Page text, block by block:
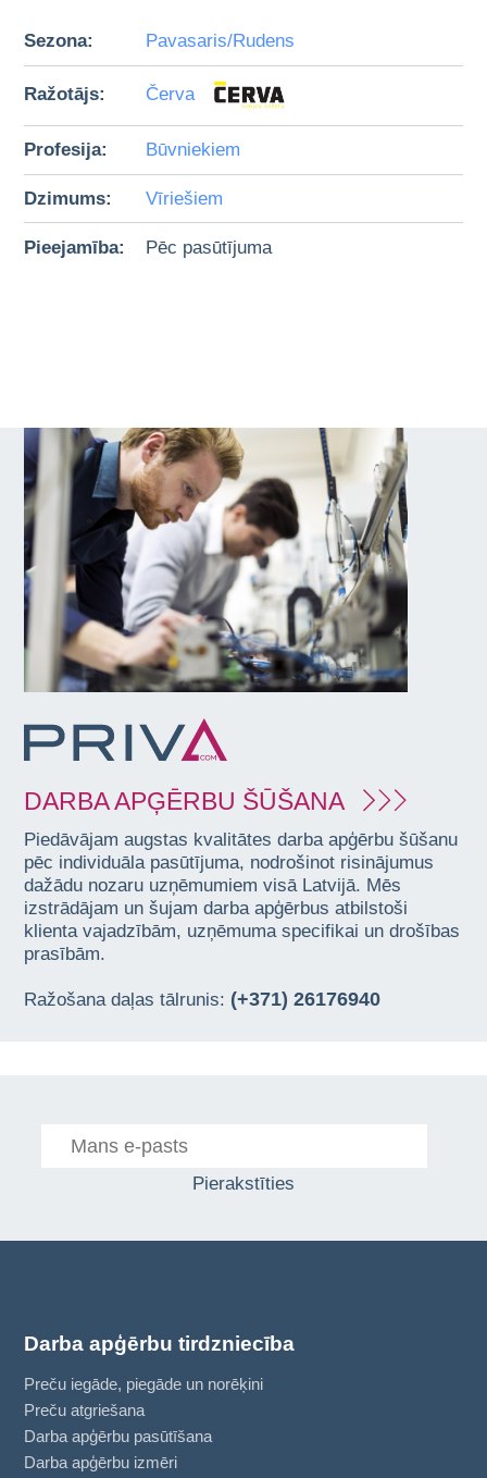
Sezona: Pavasaris/Rudens
Ražotājs: Červa
Profesija: Būvniekiem
Dzimums: Vīriešiem
Pieejamība: Pēc pasūtījuma
DARBA APĢĒRBU ŠŪŠANA
Piedāvājam augstas kvalitātes darba apģērbu šūšanu
pēc individuāla pasūtījuma, nodrošinot risinājumus
dažādu nozaru uzņēmumiem visā Latvijā. Mēs
izstrādājam un šujam darba apģērbus atbilstoši
klienta vajadzībām, uzņēmuma specifikai un drošības
prasībām.
Ražošana daļas tālrunis: (+371) 26176940
Pierakstīties
Darba apģērbu tirdzniecība
Preču iegāde, piegāde un norēķini
Preču atgriešana
Darba apģērbu pasūtīšana
Darba apģērbu izmēri